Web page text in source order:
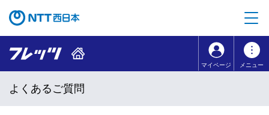
コンテンツのリンクナビゲーションへ移動
マイページ メニュー
よくあるご質問